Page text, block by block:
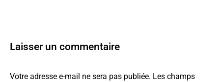
Laisser un commentaire
Votre adresse e-mail ne sera pas publiée. Les champs